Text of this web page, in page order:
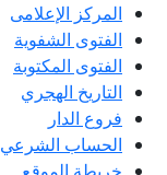
المركز الإعلامى
الفتوى الشفوية
الفتوى المكتوبة
التاريخ الهجري
فروع الدار
الحساب الشرعي